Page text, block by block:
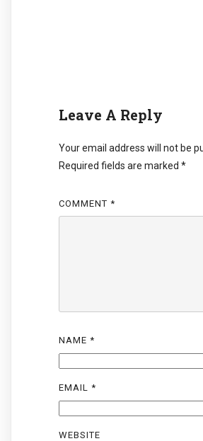
Leave A Reply
Your email address will not be
Required fields are marked *
COMMENT *
NAME *
EMAIL *
WEBSITE